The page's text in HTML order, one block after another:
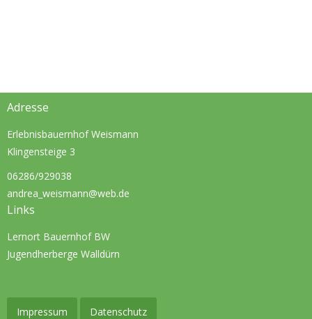
Adresse
Erlebnisbauernhof Weismann
Klingensteige 3
06286/929038
andrea_weismann@web.de
Links
Lernort Bauernhof BW
Jugendherberge Walldürn
Impressum Datenschutz